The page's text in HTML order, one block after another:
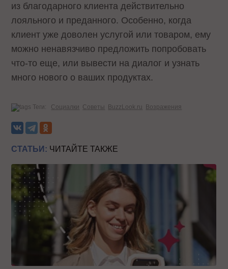
из благодарного клиента действительно
лояльного и преданного. Особенно, когда
клиент уже доволен услугой или товаром, ему
можно ненавязчиво предложить попробовать
что-то еще, или вывести на диалог и узнать
много нового о ваших продуктах.
Теги: Социалки Советы BuzzLook.ru Возражения
СТАТЬИ: ЧИТАЙТЕ ТАКЖЕ